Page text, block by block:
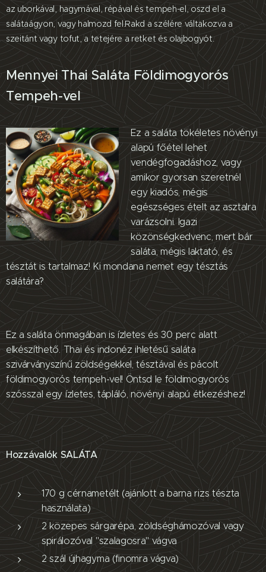
az uborkával, hagymával, répával és tempeh-el, oszd el a
salátaágyon, vagy halmozd fel.Rakd a szélére váltakozva a
szeitánt vagy tofut, a tetejére a retket és olajbogyót.
Mennyei Thai Saláta Földimogyorós
Tempeh-vel
Ez a saláta tökéletes növényi
alapú főétel lehet
vendégfogadáshoz, vagy
amikor gyorsan szeretnél
egy kiadós, mégis
egészséges ételt az asztalra
varázsolni. Igazi
közönségkedvenc, mert bár
saláta, mégis laktató, és
tésztát is tartalmaz! Ki mondana nemet egy tésztás
salátára?
Ez a saláta önmagában is ízletes és 30 perc alatt
elkészíthető. Thai és indonéz ihletésű saláta
szivárványszínű zöldségekkel, tésztával és pácolt
földimogyorós tempeh-vel! Öntsd le földimogyorós
szósszal egy ízletes, tápláló, növényi alapú étkezéshez!
Hozzávalók SALÁTA
170 g cérnametélt (ajánlott a barna rizs tészta
használata)
2 közepes sárgarépa, zöldséghámozóval vagy
spirálozóval "szalagosra" vágva
2 szál újhagyma (finomra vágva)